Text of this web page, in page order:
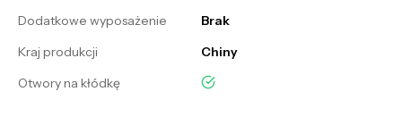
Dodatkowe wyposażenie
Brak
Kraj produkcji
Chiny
Otwory na kłódkę
tak